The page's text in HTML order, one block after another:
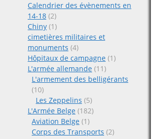
Calendrier des évènements en
14-18 (2)
Chiny (1)
cimetières militaires et
monuments (4)
Hôpitaux de campagne (1)
L'armée allemande (11)
L'armement des belligérants
(10)
Les Zeppelins (5)
L'Armée Belge (182)
Aviation Belge (1)
Corps des Transports (2)